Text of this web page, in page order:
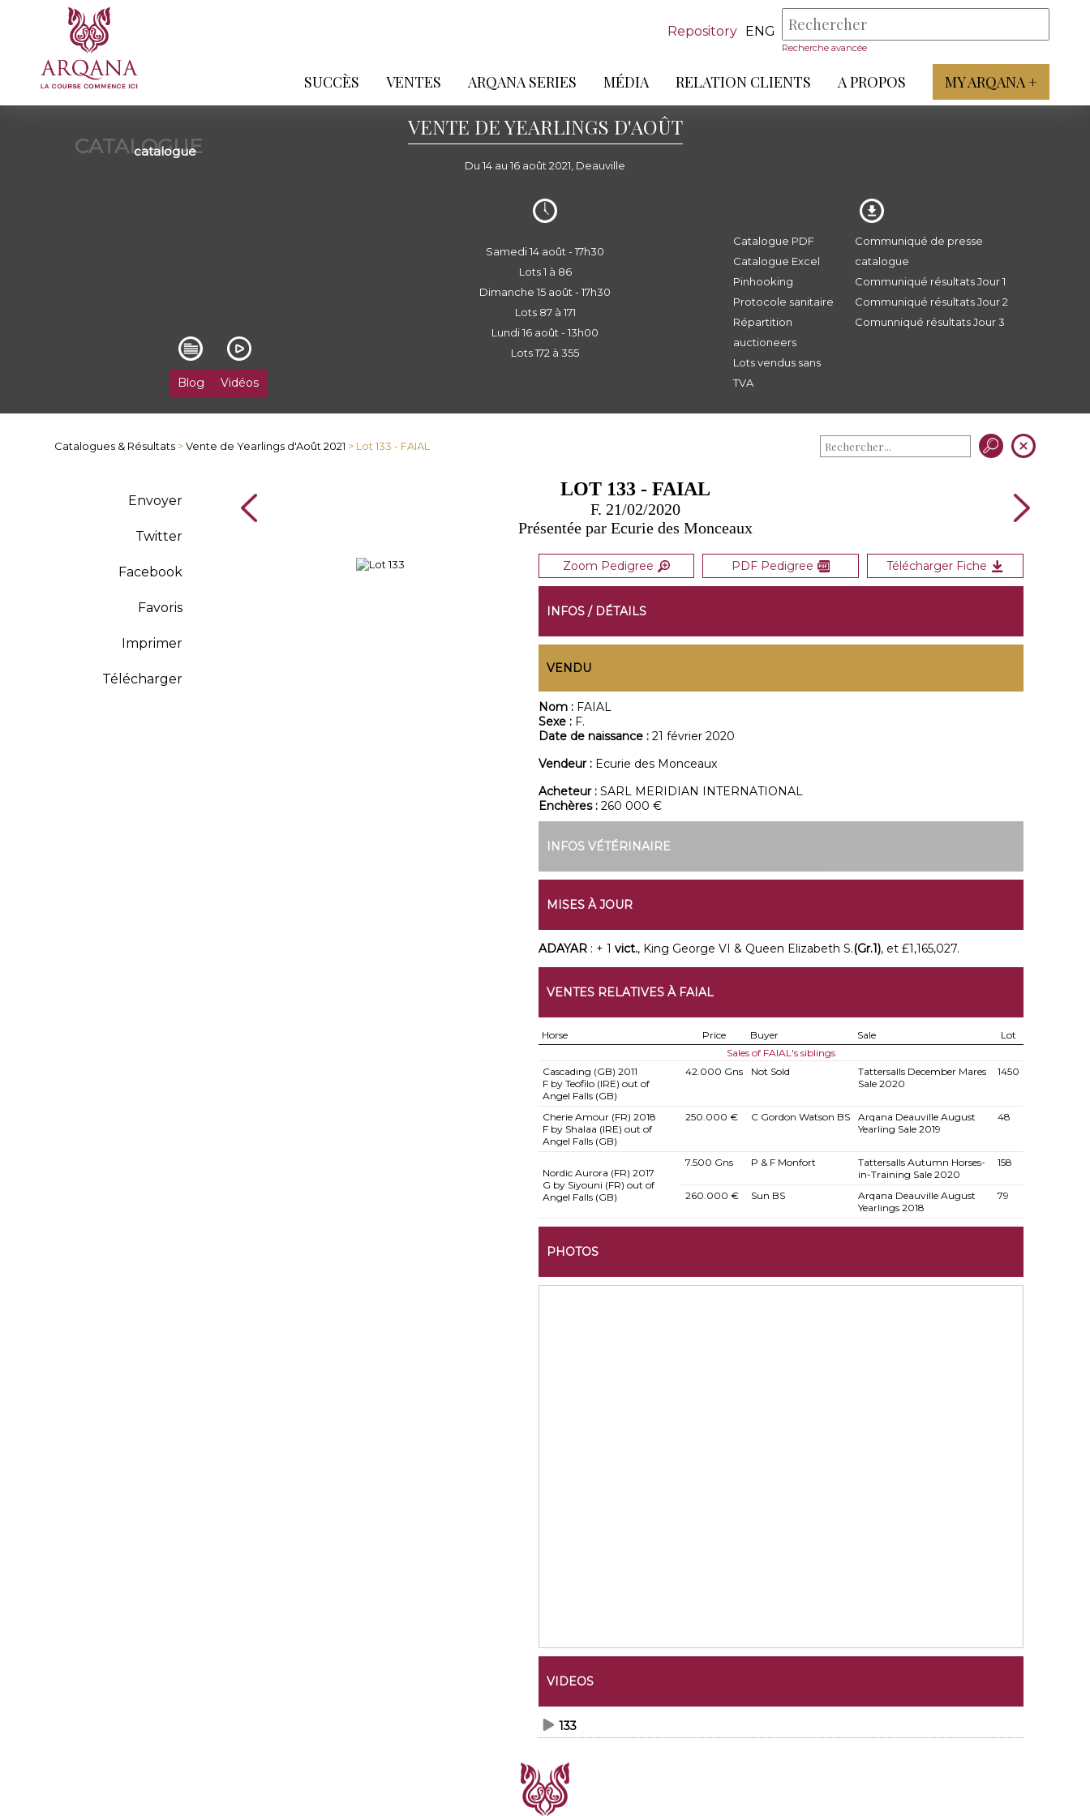
Repository ENG
Recherche avancée
SUCCÈS VENTES ARQANA SERIES MÉDIA RELATION CLIENTS A PROPOS MY ARQANA +
CATALOGUE
catalogue
VENTE DE YEARLINGS D'AOÛT
Du 14 au 16 août 2021, Deauville
Blog Vidéos
Samedi 14 août - 17h30
Lots 1 à 86
Dimanche 15 août - 17h30
Lots 87 à 171
Lundi 16 août - 13h00
Lots 172 à 355
Catalogue PDF
Catalogue Excel
Pinhooking
Protocole sanitaire
Répartition
auctioneers
Lots vendus sans
TVA
Communiqué de presse
catalogue
Communiqué résultats Jour 1
Communiqué résultats Jour 2
Comunniqué résultats Jour 3
Catalogues & Résultats >Vente de Yearlings d'Août 2021 > Lot 133 - FAIAL
Envoyer
Twitter
Facebook
Favoris
Imprimer
Télécharger
LOT 133 - FAIAL
F. 21/02/2020
Présentée par Ecurie des Monceaux
Zoom Pedigree PDF Pedigree Télécharger Fiche
INFOS / DÉTAILS
VENDU
Nom : FAIAL
Sexe : F.
Date de naissance : 21 février 2020
Vendeur : Ecurie des Monceaux
Acheteur : SARL MERIDIAN INTERNATIONAL
Enchères : 260 000 €
INFOS VÉTÉRINAIRE
MISES À JOUR
ADAYAR : + 1 vict., King George VI & Queen Elizabeth S.(Gr.1), et £1,165,027.
VENTES RELATIVES À FAIAL
Horse Price Buyer Sale
Lot
Sales of FAIAL's siblings
Cascading (GB) 2011
F by Teofilo (IRE) out of
Angel Falls (GB)
42.000 Gns Not Sold
Tattersalls December Mares
Sale 2020
1450
Cherie Amour (FR) 2018
F by Shalaa (IRE) out of
Angel Falls (GB)
250.000 € C Gordon Watson BS
Arqana Deauville August
Yearling Sale 2019
48
Nordic Aurora (FR) 2017
G by Siyouni (FR) out of
Angel Falls (GB)
7.500 Gns P & F Monfort
Tattersalls Autumn Horses-
in-Training Sale 2020
158
260.000 € Sun BS
Arqana Deauville August
Yearlings 2018
79
PHOTOS
VIDEOS
133